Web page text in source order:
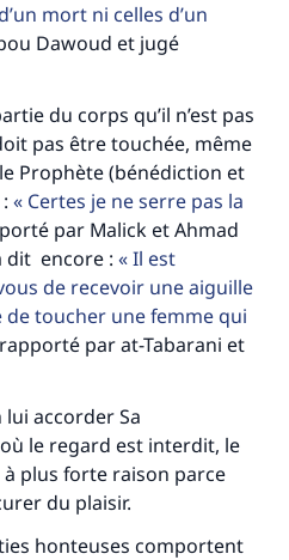
mort ni celles d’un
Dawoud et jugé
du corps qu’il n’est pas
pas être touchée, même
Prophète (bénédiction et
Certes je ne serre pas la
par Malick et Ahmad
dit encore :
Il est
de recevoir une aiguille
toucher une femme qui
par at-Tabarani et
lui accorder Sa
le regard est interdit, le
plus forte raison parce
du plaisir.
honteuses comportent